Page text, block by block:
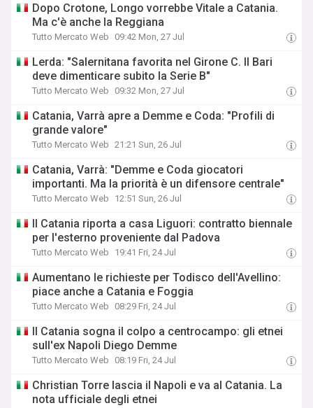
Dopo Crotone, Longo vorrebbe Vitale a Catania.
Ma c'è anche la Reggiana
Tutto Mercato Web 09:42 Mon, 27 Jul
Lerda: "Salernitana favorita nel Girone C. Il Bari
deve dimenticare subito la Serie B"
Tutto Mercato Web 09:32 Mon, 27 Jul
Catania, Varrà apre a Demme e Coda: "Profili di
grande valore"
Tutto Mercato Web 21:21 Sun, 26 Jul
Catania, Varrà: "Demme e Coda giocatori
importanti. Ma la priorità è un difensore centrale"
Tutto Mercato Web 12:51 Sun, 26 Jul
Il Catania riporta a casa Liguori: contratto biennale
per l'esterno proveniente dal Padova
Tutto Mercato Web 19:41 Fri, 24 Jul
Aumentano le richieste per Todisco dell'Avellino:
piace anche a Catania e Foggia
Tutto Mercato Web 08:29 Fri, 24 Jul
Il Catania sogna il colpo a centrocampo: gli etnei
sull'ex Napoli Diego Demme
Tutto Mercato Web 08:19 Fri, 24 Jul
Christian Torre lascia il Napoli e va al Catania. La
nota ufficiale degli etnei